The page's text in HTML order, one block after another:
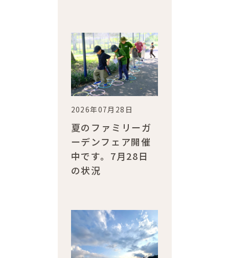
2026年07月28日
夏のファミリーガ
ーデンフェア開催
中です。7月28日
の状況